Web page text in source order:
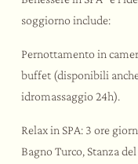
soggiorno include:
Pernottamento in
buffet (disponibili
idromassaggio 24h).
Relax in SPA: 3 ore
Bagno Turco, Stanza